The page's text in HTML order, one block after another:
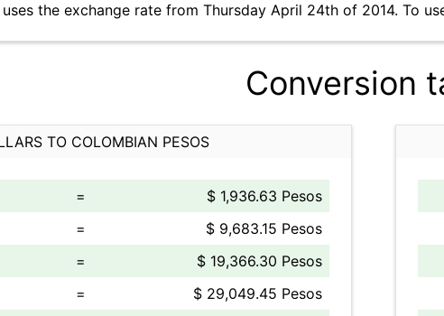
the exchange rate from Thursday April 24th of 2014. To
Conversion
TO COLOMBIAN PESOS
=
$ 1,936.63 Pesos
=
$ 9,683.15 Pesos
=
$ 19,366.30 Pesos
=
$ 29,049.45 Pesos